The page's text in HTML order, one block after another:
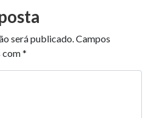
será publicado.Campos
com*